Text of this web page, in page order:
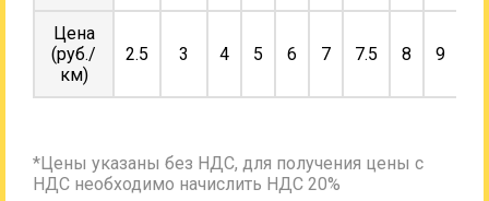
Цена
(руб./
км)
2.5 3 4 5 6 7 7.5 8 9
*Цены указаны без НДС, для получения цены с
НДС необходимо начислить НДС 20%